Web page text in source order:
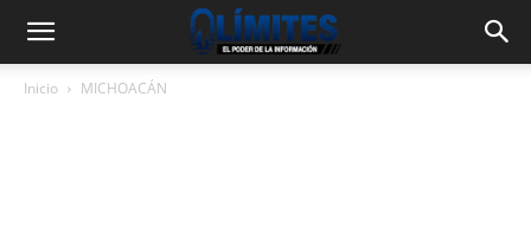
Inicio MICHOACÁN